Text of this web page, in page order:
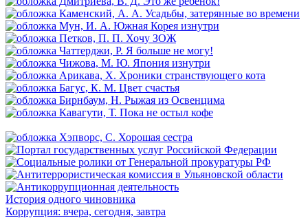
История одного чиновника
Коррупция: вчера, сегодня, завтра